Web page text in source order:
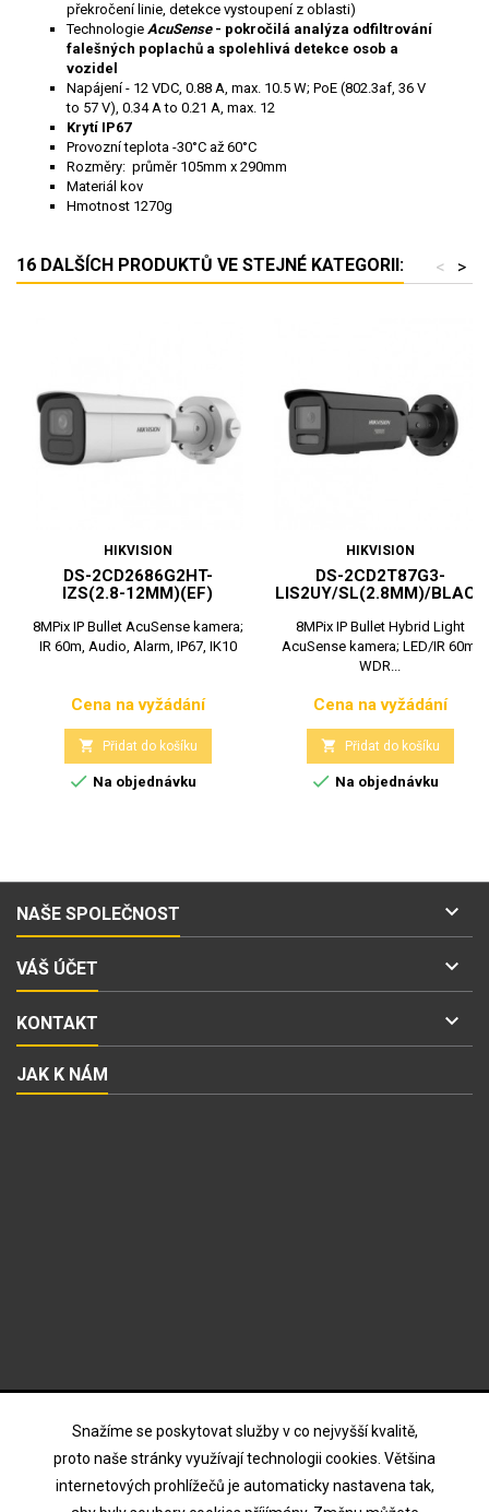
Snažíme se poskytovat služby v co nejvyšší kvalitě,
proto naše stránky využívají technologii cookies. Většina
internetových prohlížečů je automaticky nastavena tak,
překročení linie, detekce vystoupení z oblasti)
Technologie AcuSense- pokročilá analýza odfiltrování
falešných poplachů a spolehlivá detekce osob a
vozidel
Napájení - 12 VDC, 0.88 A, max. 10.5 W; PoE (802.3af, 36 V
to 57 V), 0.34 A to 0.21 A, max. 12
Krytí IP67
Provozní teplota -30°C až 60°C
Rozměry: průměr 105mm x 290mm
Materiál kov
Hmotnost 1270g
16 DALŠÍCH PRODUKTŮ VE STEJNÉ KATEGORII: >
<
HIKVISION
DS-2CD2686G2HT-
IZS(2.8-12MM)(EF)
8MPix IP Bullet AcuSense kamera;
IR 60m, Audio, Alarm, IP67, IK10
Cena
Cena na vyžádání
 Přidat do košíku
 Na objednávku
HIKVISION
DS-2CD2T87G3-
LIS2UY/SL(2.8MM)/BLACK
8MPix IP Bullet Hybrid Light
AcuSense kamera; LED/IR 60m,
WDR...
Cena
Cena na vyžádání
 Přidat do košíku
 Na objednávku
NAŠE SPOLEČNOST 
VÁŠ ÚČET 
KONTAKT 
JAK K NÁM
Souhlasím s podmínkami a zásadami ochrany osobních